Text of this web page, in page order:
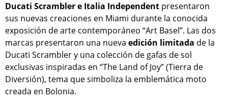
Ducati Scrambler e Italia Independent presentaron
sus nuevas creaciones en Miami durante la conocida
exposición de arte contemporáneo “Art Basel”. Las dos
marcas presentaron una nueva edición limitada de la
Ducati Scrambler y una colección de gafas de sol
exclusivas inspiradas en “The Land of Joy” (Tierra de
Diversión), tema que simboliza la emblemática moto
creada en Bolonia.